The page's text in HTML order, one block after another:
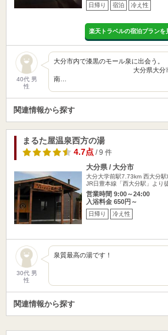
日帰り 宿泊 冷え性
楽天トラベルの宿泊プランを
40代 男
性
大分市内で漆黒のモー
大分県大分市・大分
南…
関連情報から探す
まるた屋温泉西方の湯
4.7点/ 9 件
大分県 / 大分市
大分大学前駅7.73km 西大分
JR日豊本線「西大分駅」より
営業時間 9:00～24:00
入浴料金 650円～
日帰り 冷え性
30代 男
性
泉質最高の湯です！
関連情報から探す